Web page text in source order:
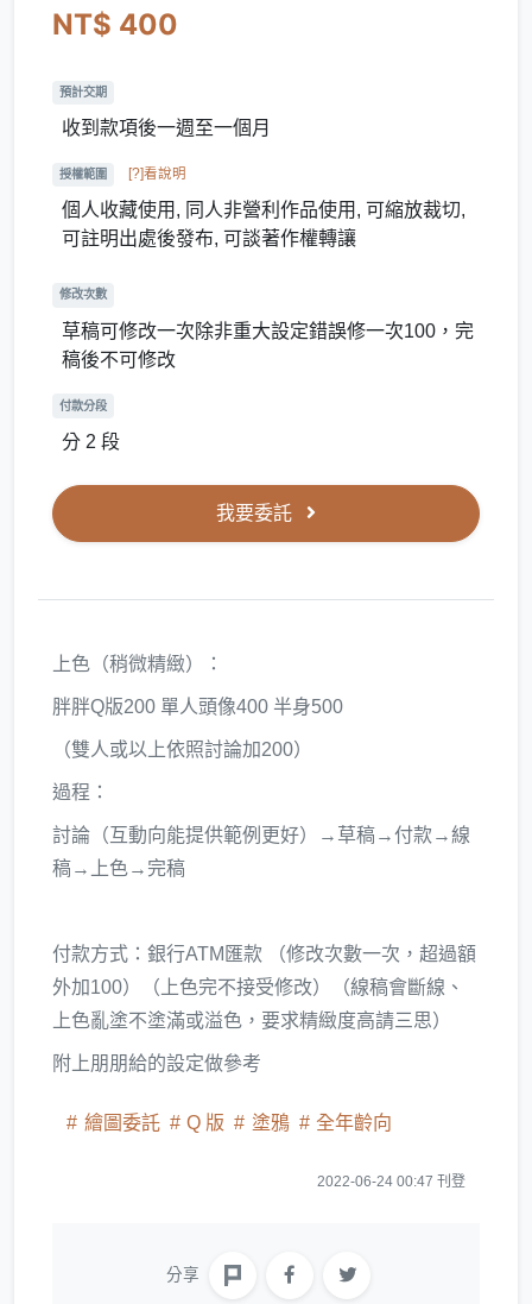
NT$ 400
預計交期
收到款項後一週至一個月
授權範圍 [?]看說明
個人收藏使用, 同人非營利作品使用, 可縮放裁切,
可註明出處後發布, 可談著作權轉讓
修改次數
草稿可修改一次除非重大設定錯誤修一次100，完
稿後不可修改
付款分段
分 2 段
我要委託
上色（稍微精緻）：
胖胖Q版200 單人頭像400 半身500
（雙人或以上依照討論加200）
過程：
討論（互動向能提供範例更好）→草稿→付款→線
稿→上色→完稿
付款方式：銀行ATM匯款 （修改次數一次，超過額
外加100）（上色完不接受修改）（線稿會斷線、
上色亂塗不塗滿或溢色，要求精緻度高請三思）
附上朋朋給的設定做參考
繪圖委託 Q 版 塗鴉 全年齡向
2022-06-24 00:47 刊登
分享